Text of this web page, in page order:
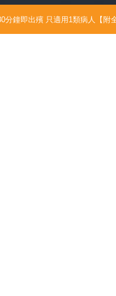
鐘即出殯 只適用1類病人【附